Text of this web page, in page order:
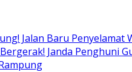
Jalan Baru Penyelamat
Janda Penghuni